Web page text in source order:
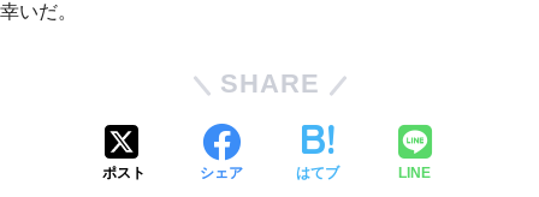
幸いだ。
SHARE
ポスト シェア はてブ LINE